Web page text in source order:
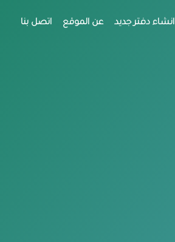
انشاء دفتر جديد عن الموقع اتصل بنا